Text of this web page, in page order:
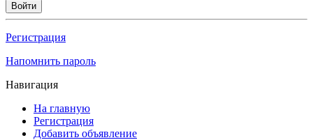
Войти
Регистрация
Напомнить пароль
Навигация
На главную
Регистрация
Добавить объявление